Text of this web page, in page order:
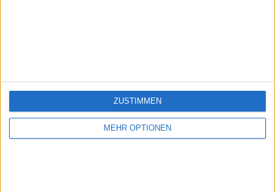
MEHR OPTIONEN
ZUSTIMMEN